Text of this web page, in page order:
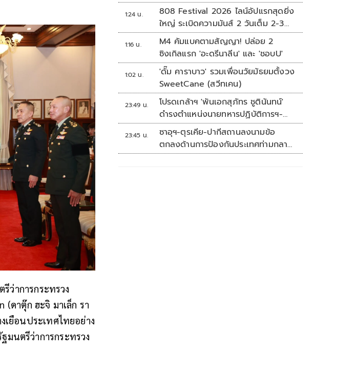
ว่าการกระทรวง
(ดาตุ๊ก ฮะจิ มาเล็ก รา
เยือนประเทศไทยอย่าง
นตรีว่าการกระทรวง
1:24 น.
808 Festival 2026 ไลน์อัปแรกสุดยิ่ง
ใหญ่ ระเบิดความมันส์ 2 วันเต็ม 2-3
ต.ค.นี้
1:16 น.
M4 คัมแบคตามสัญญา! ปล่อย 2
ซิงเกิลแรก 'อะดรีนาลีน' และ 'ชอบU'
1:02 น.
'ดั๊ม คาราบาว' รวมเพื่อนวัยมัธยมตั้งวง
SweetCane (สวีทเคน)
23:49 น.
โปรดเกล้าฯ 'พันเอกสุภัทร ชูตินันทน์'
ดำรงตำแหน่งนายทหารปฏิบัติการฯ-
พระราชทานยศ 'พลตรี'
23:45 น.
ซาอุฯ-ตุรเคีย-ปากีสถานลงนามข้อ
ตกลงด้านการป้องกันประเทศท่ามกลาง
สงครามในภูมิภาค